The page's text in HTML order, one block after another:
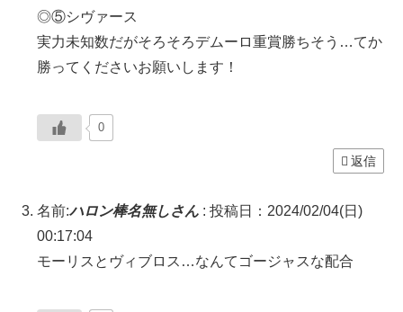
◎⑤シヴァース
実力未知数だがそろそろデムーロ重賞勝ちそう…てか
勝ってくださいお願いします！
0
返信
名前:ハロン棒名無しさん : 投稿日：2024/02/04(日)
00:17:04
モーリスとヴィブロス…なんてゴージャスな配合